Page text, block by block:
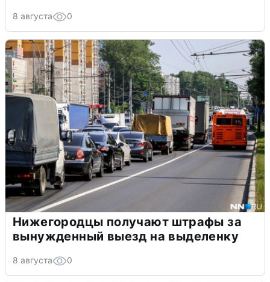
8 августа 0
Нижегородцы получают штрафы за
вынужденный выезд на выделенку
8 августа 0